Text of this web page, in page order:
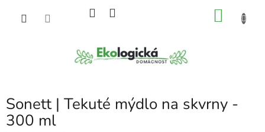
Sonett | Tekuté mýdlo na skvrny -
300 ml